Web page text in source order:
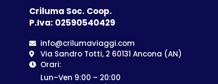
Criluma Soc. Coop.
P.Iva: 02590540429
info@crilumaviaggi.com
Via Sandro Totti, 2 60131 Ancona (AN)
Orari:
Lun–Ven 9:00 – 20:00